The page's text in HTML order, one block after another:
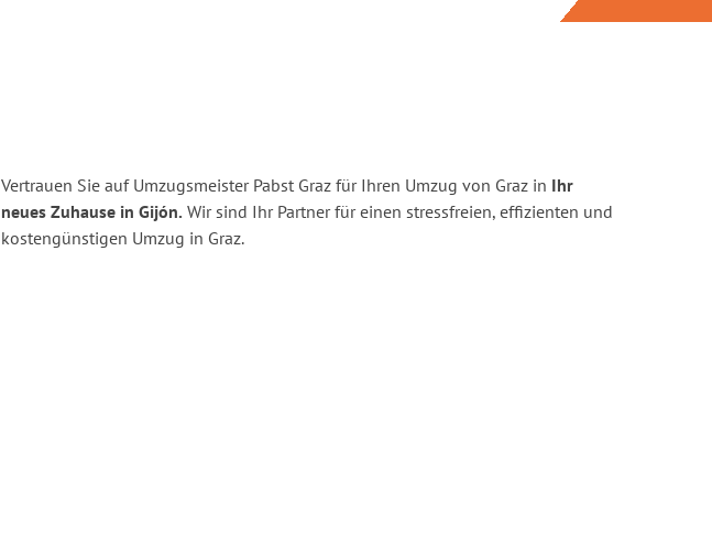
Vertrauen Sie auf Umzugsmeister Pabst Graz für Ihren Umzug von Graz in Ihr
neues Zuhause in Gijón. Wir sind Ihr Partner für einen stressfreien, effizienten und
kostengünstigen Umzug in Graz.